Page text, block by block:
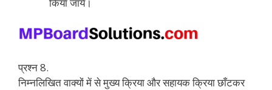
प्रश्न 8.
निम्नलिखित वाक्यों में से मुख्य क्रिया और सहायक क्रिया छाँटकर